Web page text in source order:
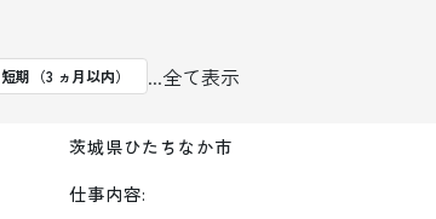
短期（3 ヵ月以内） ...全て表示
茨城県ひたちなか市
仕事内容: